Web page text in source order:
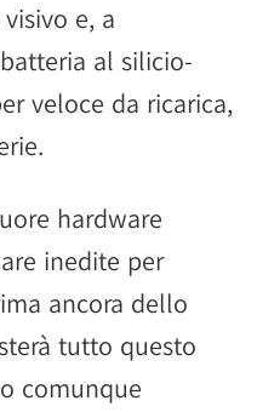
e, a
al silicio-
veloce da ricarica,
hardware
inedite per
ancora dello
tutto questo
comunque